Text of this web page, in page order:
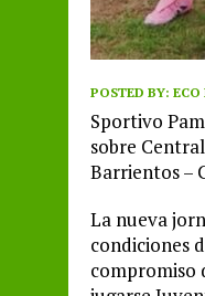
POSTED BY: ECO
Sportivo
sobre
Barrientos –
La nueva
condiciones
compromiso